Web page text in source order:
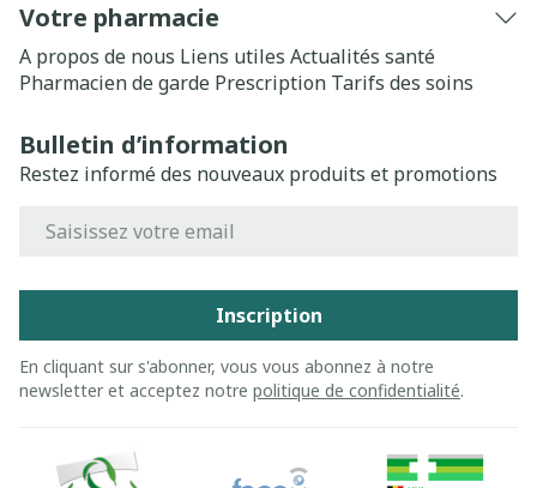
Votre pharmacie
A propos de nous Liens utiles Actualités santé
Pharmacien de garde Prescription Tarifs des soins
Bulletin d’information
Restez informé des nouveaux produits et promotions
Inscription
En cliquant sur s'abonner, vous vous abonnez à notre
newsletter et acceptez notre politique de confidentialité.